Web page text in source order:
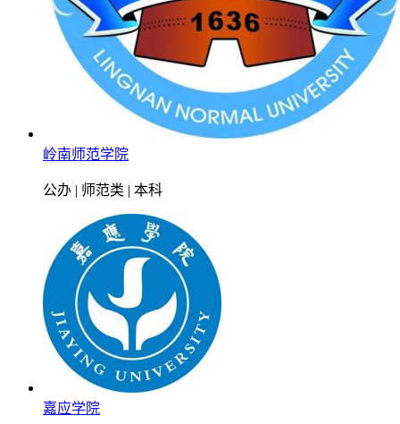
岭南师范学院
公办 | 师范类 | 本科
嘉应学院